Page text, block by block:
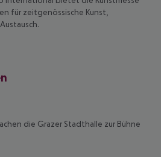
für zeitgenössische Kunst,
die Grazer Stadthalle zur Bühne